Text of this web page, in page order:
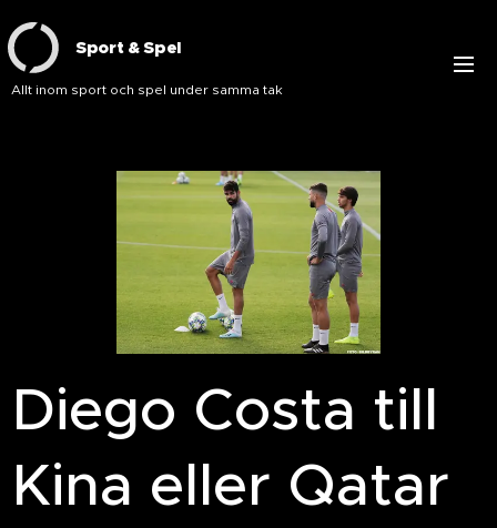
Sport & Spel
Allt inom sport och spel under samma tak
Diego Costa till
Kina eller Qatar